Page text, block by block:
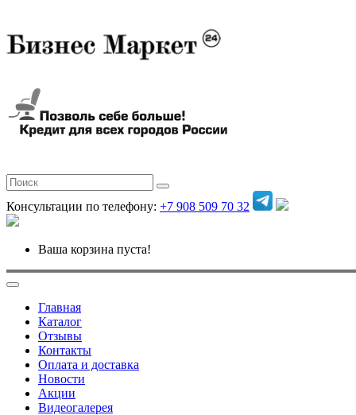
Консультации по телефону: +7 908 509 70 32
Ваша корзина пуста!
Главная
Каталог
Отзывы
Контакты
Оплата и доставка
Новости
Акции
Видеогалерея